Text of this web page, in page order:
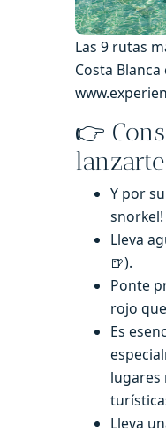
Las 9 rutas
Costa Blanca
👉
Y por
snorkel!
Lleva
🍺).
Ponte
rojo
Es
lugares
Lleva